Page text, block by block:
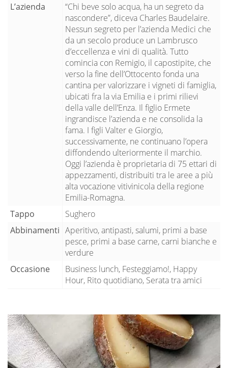
L’azienda
“Chi beve solo acqua, ha un segreto da
nascondere”, diceva Charles Baudelaire.
Nessun segreto per l’azienda Medici che
da un secolo produce un Lambrusco
d’eccellenza e vini di qualità. Tutto
comincia con Remigio, il capostipite, che
verso la fine dell’Ottocento fonda una
cantina per valorizzare i vigneti di famiglia,
ubicati fra la via Emilia e i primi rilievi
della valle dell’Enza. Il figlio Ermete
ingrandisce l’azienda e ne consolida la
fama. I figli Valter e Giorgio,
successivamente, ne continuano l’opera
diffondendo ulteriormente il marchio.
Oggi l’azienda è proprietaria di 75 ettari di
appezzamenti, distribuiti tra le aree a più
alta vocazione vitivinicola della regione
Emilia-Romagna.
Tappo
Sughero
Abbinamenti Aperitivo, antipasti, salumi, primi a base
pesce, primi a base carne, carni bianche e
verdure
Occasione
Business lunch, Festeggiamo!, Happy
Hour, Rito quotidiano, Serata tra amici